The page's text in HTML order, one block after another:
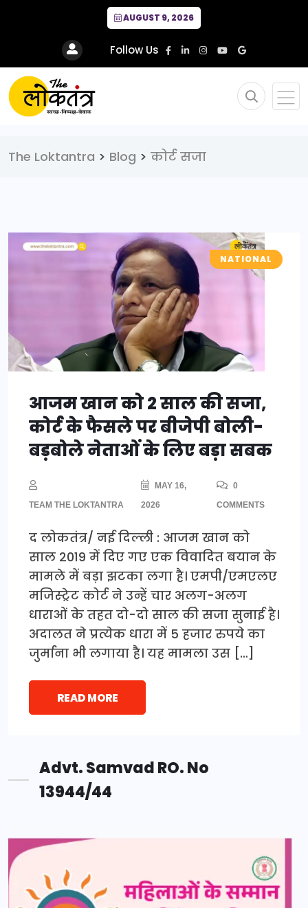
AUGUST 9, 2026
Follow Us
The Loktantra > Blog > कोर्ट सजा
NATIONAL
आजम खान को 2 साल की सजा,
कोर्ट के फैसले पर बीजेपी बोली-
बड़बोले नेताओं के लिए बड़ा सबक
TEAM THE LOKTANTRA
MAY 16,
2026
0
COMMENTS
द लोकतंत्र/ नई दिल्ली : आजम खान को
साल 2019 में दिए गए एक विवादित बयान के
मामले में बड़ा झटका लगा है। एमपी/एमएलए
मजिस्ट्रेट कोर्ट ने उन्हें चार अलग-अलग
धाराओं के तहत दो-दो साल की सजा सुनाई है।
अदालत ने प्रत्येक धारा में 5 हजार रुपये का
जुर्माना भी लगाया है। यह मामला उस […]
READ MORE
Advt. Samvad RO. No
13944/44